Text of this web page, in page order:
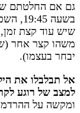
בשעה
שיש עוד קצת
משהו קצר אחר
יבחר בעצמו).
אל תבלבלו את
למצב של רוגע
ומקשה על